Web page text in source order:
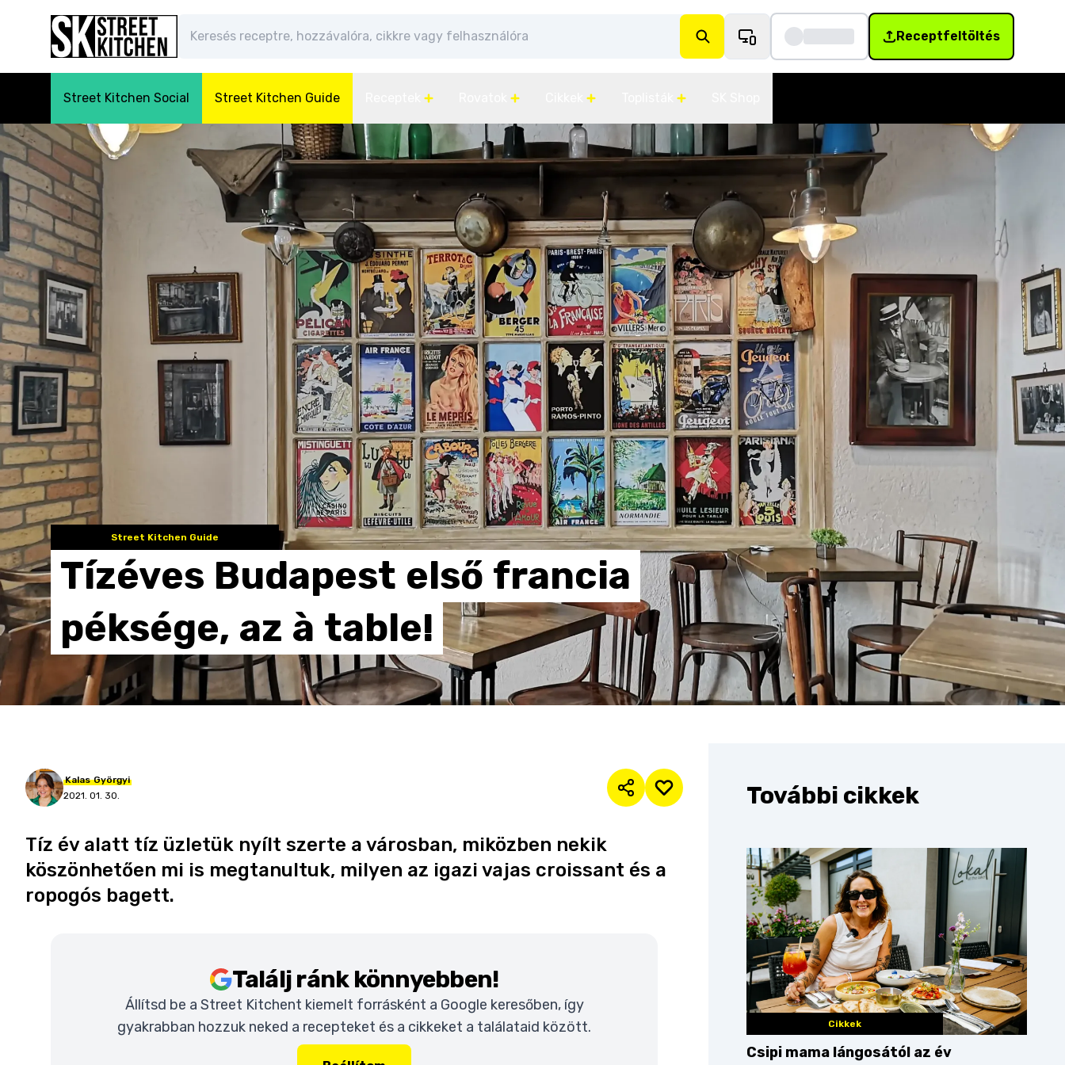
Receptfeltöltés
Street Kitchen Social Street Kitchen Guide
Street Kitchen Guide
Tízéves Budapest első francia
péksége, az à table!
Kalas Györgyi
2021. 01. 30.
Tíz év alatt tíz üzletük nyílt szerte a városban, miközben nekik
köszönhetően mi is megtanultuk, milyen az igazi vajas croissant és a
ropogós bagett.
Találj ránk könnyebben!
Állítsd be a Street Kitchent kiemelt forrásként a Google keresőben, így
gyakrabban hozzuk neked a recepteket és a cikkeket a találataid között.
További cikkek
Cikkek
Csipi mama lángosától az év